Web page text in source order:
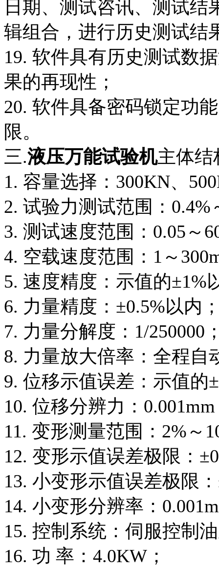
日期、测试咨讯、测试
辑组合，进行历史测试结
19. 软件具有历史测试数
果的再现性；
20. 软件具备密码锁定功
限。
三.液压万能试验机主体结
1. 容量选择：300KN、
2. 试验力测试范围：0.4%
3. 测试速度范围：0.05～
4. 空载速度范围：1～
5. 速度精度：示值的±1%
6. 力量精度：±0.5%以内
7. 力量分解度：1/250000
8. 力量放大倍率：全程自
9. 位移示值误差：示值的
10. 位移分辨力：
11. 变形测量范围：2%～
12. 变形示值误差极限：
13. 小变形示值误差极限
14. 小变形分辨率：
15. 控制系统：伺服控制
16. 功 率：4.0KW；